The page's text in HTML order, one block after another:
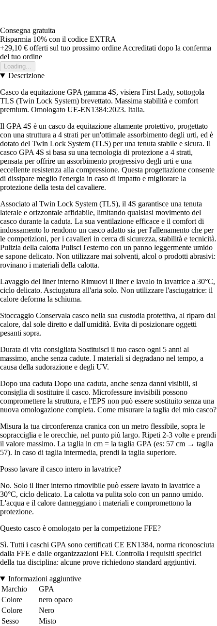
Consegna gratuita
Risparmia 10% con il codice EXTRA
+29,10 € offerti sul tuo prossimo ordine Accreditati dopo la conferma
del tuo ordine
Loading...
Descrizione
Casco da equitazione GPA gamma 4S, visiera First Lady, sottogola
TLS (Twin Lock System) brevettato. Massima stabilità e comfort
premium. Omologato UE-EN1384:2023. Italia.
Il GPA 4S è un casco da equitazione altamente protettivo, progettato
con una struttura a 4 strati per un'ottimale assorbimento degli urti, ed è
dotato del Twin Lock System (TLS) per una tenuta stabile e sicura. Il
casco GPA 4S si basa su una tecnologia di protezione a 4 strati,
pensata per offrire un assorbimento progressivo degli urti e una
eccellente resistenza alla compressione. Questa progettazione consente
di dissipare meglio l'energia in caso di impatto e migliorare la
protezione della testa del cavaliere.
Associato al Twin Lock System (TLS), il 4S garantisce una tenuta
laterale e orizzontale affidabile, limitando qualsiasi movimento del
casco durante la caduta. La sua ventilazione efficace e il comfort di
indossamento lo rendono un casco adatto sia per l'allenamento che per
le competizioni, per i cavalieri in cerca di sicurezza, stabilità e tecnicità.
Pulizia della calotta Pulisci l'esterno con un panno leggermente umido
e sapone delicato. Non utilizzare mai solventi, alcol o prodotti abrasivi:
rovinano i materiali della calotta.
Lavaggio del liner interno Rimuovi il liner e lavalo in lavatrice a 30°C,
ciclo delicato. Asciugatura all'aria solo. Non utilizzare l'asciugatrice: il
calore deforma la schiuma.
Stoccaggio Conservala casco nella sua custodia protettiva, al riparo dal
calore, dal sole diretto e dall'umidità. Evita di posizionare oggetti
pesanti sopra.
Durata di vita consigliata Sostituisci il tuo casco ogni 5 anni al
massimo, anche senza cadute. I materiali si degradano nel tempo, a
causa della sudorazione e degli UV.
Dopo una caduta Dopo una caduta, anche senza danni visibili, si
consiglia di sostituire il casco. Microfessure invisibili possono
compromettere la struttura, e l'EPS non può essere sostituito senza una
nuova omologazione completa. Come misurare la taglia del mio casco?
Misura la tua circonferenza cranica con un metro flessibile, sopra le
sopracciglia e le orecchie, nel punto più largo. Ripeti 2-3 volte e prendi
il valore massimo. La taglia in cm = la taglia GPA (es: 57 cm → taglia
57). In caso di taglia intermedia, prendi la taglia superiore.
Posso lavare il casco intero in lavatrice?
No. Solo il liner interno rimovibile può essere lavato in lavatrice a
30°C, ciclo delicato. La calotta va pulita solo con un panno umido.
L'acqua e il calore danneggiano i materiali e compromettono la
protezione.
Questo casco è omologato per la competizione FFE?
Sì. Tutti i caschi GPA sono certificati CE EN1384, norma riconosciuta
dalla FFE e dalle organizzazioni FEI. Controlla i requisiti specifici
della tua disciplina: alcune prove richiedono standard aggiuntivi.
Informazioni aggiuntive
Marchio
GPA
Colore
nero opaco
Colore
Nero
Sesso
Misto